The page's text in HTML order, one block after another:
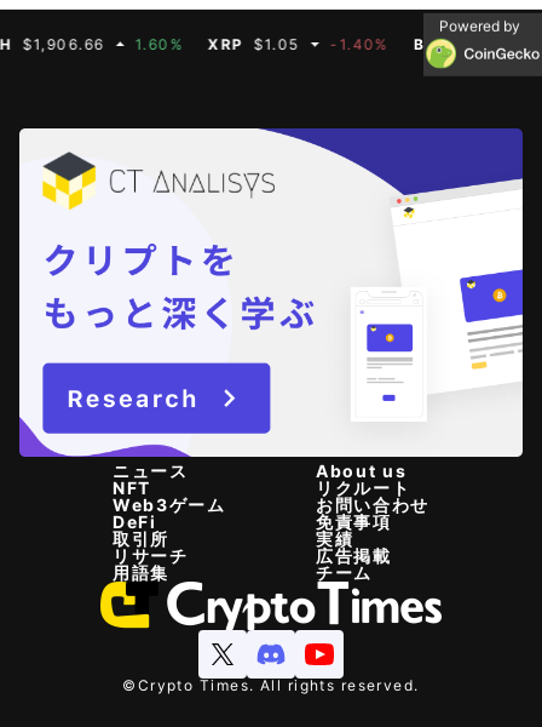
1.60% XRP $1.05 -1.40% BNB $592.50 -
Powered by
ニュース
NFT
Web3ゲーム
DeFi
取引所
リサーチ
用語集
About us
リクルート
お問い合わせ
免責事項
実績
広告掲載
チーム
©Crypto Times. All rights reserved.